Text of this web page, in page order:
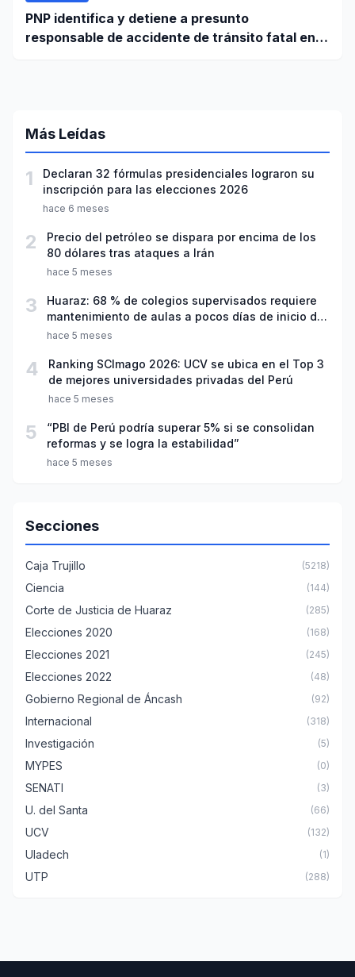
PNP identifica y detiene a presunto
responsable de accidente de tránsito fatal en
Más Leídas
1
Declaran 32 fórmulas presidenciales lograron su
inscripción para las elecciones 2026
hace 6 meses
2
Precio del petróleo se dispara por encima de los
80 dólares tras ataques a Irán
hace 5 meses
3
Huaraz: 68 % de colegios supervisados requiere
mantenimiento de aulas a pocos días de inicio del
año escolar 2026
hace 5 meses
4
Ranking SCImago 2026: UCV se ubica en el Top 3
de mejores universidades privadas del Perú
hace 5 meses
5
“PBI de Perú podría superar 5% si se consolidan
reformas y se logra la estabilidad”
hace 5 meses
Secciones
Caja Trujillo (5218)
Ciencia (144)
Corte de Justicia de Huaraz (285)
Elecciones 2020 (168)
Elecciones 2021 (245)
Elecciones 2022 (48)
Gobierno Regional de Áncash (92)
Internacional (318)
Investigación (5)
MYPES (0)
SENATI (3)
U. del Santa (66)
UCV (132)
Uladech (1)
UTP (288)